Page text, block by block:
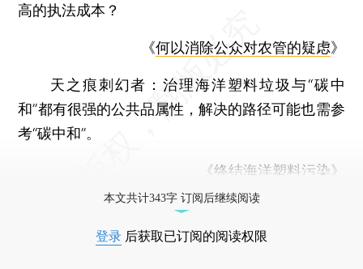
高的执法成本？
《何以消除公众对农管的疑虑》
天之痕刺幻者：治理海洋塑料垃圾与“碳中
和”都有很强的公共品属性，解决的路径可能也需参
考“碳中和”。
《终结海洋塑料污染》
本文共计343字 订阅后继续阅读
登录 后获取已订阅的阅读权限